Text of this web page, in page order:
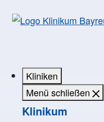
Kliniken
Menü schließen
Klinikum